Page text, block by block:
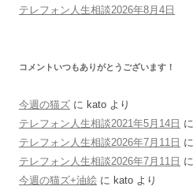
テレフォン人生相談2026年8月4日
コメントいつもありがとうございます！
今週の猫ズ に kato より
テレフォン人生相談2021年5月14日 に
テレフォン人生相談2026年7月11日 に
テレフォン人生相談2026年7月11日 に
今週の猫ズ+油絵 に kato より